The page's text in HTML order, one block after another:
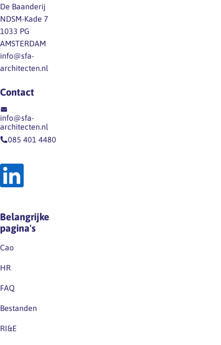
architectenbranche. Voor het
officiële…
De Baanderij
NDSM-Kade 7
1033 PG
AMSTERDAM
info@sfa-
architecten.nl
Contact
info@sfa-
architecten.nl
085 401 4480
Belangrijke
pagina's
Cao
HR
FAQ
Bestanden
RI&E